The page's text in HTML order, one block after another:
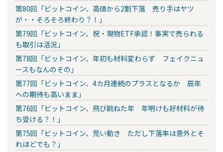
第80回「ビットコイン、高値から2割下落 売り手はヤツ
が・・そろそろ終わり？！」
第79回「ビットコイン、祝・現物ETF承認！事実で売られる
も取引は活況」
第78回「ビットコイン、年初も材料変わらず フェイクニュ
ースもなんのその」
第77回「ビットコイン、4カ月連続のプラスとなるか 辰年
への期待も高いまま」
第76回「ビットコイン、飛び跳ねた年 年明けも好材料が待
ち受ける？！」
第75回「ビットコイン、荒い動き ただし下落率は意外とそ
れほどでも？」